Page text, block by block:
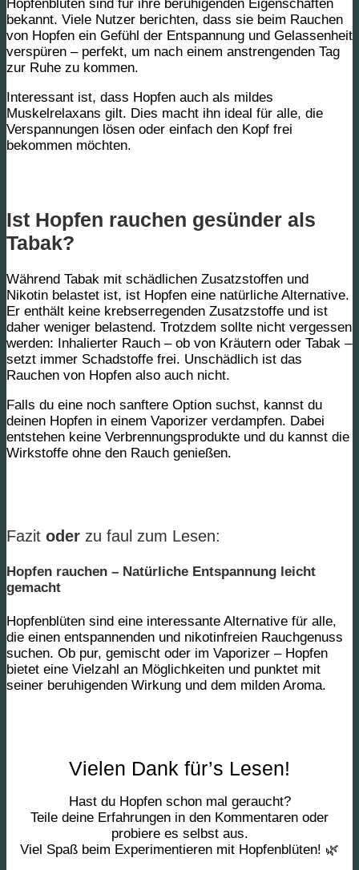
Hopfenblüten sind für ihre beruhigenden Eigenschaften
bekannt. Viele Nutzer berichten, dass sie beim Rauchen
von Hopfen ein Gefühl der Entspannung und Gelassenheit
verspüren – perfekt, um nach einem anstrengenden Tag
zur Ruhe zu kommen.
Interessant ist, dass Hopfen auch als mildes
Muskelrelaxans gilt. Dies macht ihn ideal für alle, die
Verspannungen lösen oder einfach den Kopf frei
bekommen möchten.
Ist Hopfen rauchen gesünder als
Tabak?
Während Tabak mit schädlichen Zusatzstoffen und
Nikotin belastet ist, ist Hopfen eine natürliche Alternative.
Er enthält keine krebserregenden Zusatzstoffe und ist
daher weniger belastend. Trotzdem sollte nicht vergessen
werden: Inhalierter Rauch – ob von Kräutern oder Tabak –
setzt immer Schadstoffe frei. Unschädlich ist das
Rauchen von Hopfen also auch nicht.
Falls du eine noch sanftere Option suchst, kannst du
deinen Hopfen in einem Vaporizer verdampfen. Dabei
entstehen keine Verbrennungsprodukte und du kannst die
Wirkstoffe ohne den Rauch genießen.
Fazit oder zu faul zum Lesen:
Hopfen rauchen – Natürliche Entspannung leicht
gemacht
Hopfenblüten sind eine interessante Alternative für alle,
die einen entspannenden und nikotinfreien Rauchgenuss
suchen. Ob pur, gemischt oder im Vaporizer – Hopfen
bietet eine Vielzahl an Möglichkeiten und punktet mit
seiner beruhigenden Wirkung und dem milden Aroma.
Vielen Dank für’s Lesen!
Hast du Hopfen schon mal geraucht?
Teile deine Erfahrungen in den Kommentaren oder
probiere es selbst aus.
Viel Spaß beim Experimentieren mit Hopfenblüten! 🌿